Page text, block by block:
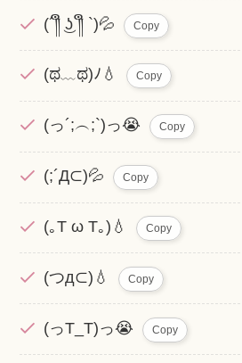
(´༎ຶ ͜ʖ ༎ຶ `)💦 Copy
(ಥ﹏ಥ)ﾉ💧 Copy
(っ´;︵;`)っ😭 Copy
(;´Д⊂)💦 Copy
(｡T ω T｡)💧 Copy
(つд⊂)💧 Copy
(っT_T)っ😭 Copy